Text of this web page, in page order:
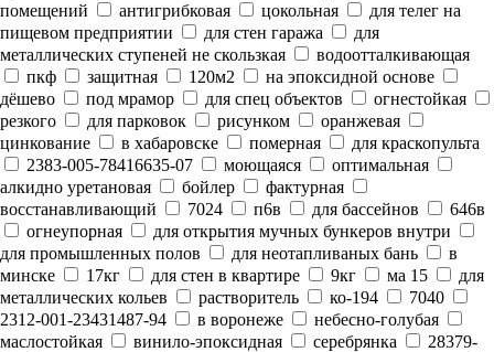
помещений
антигрибковая цокольная
для телег на
пищевом предприятии
для стен гаража
для
металлических ступеней не скользкая
водоотталкивающая
пкф
защитная 120м2
на эпоксидной основе
дёшево
под мрамор для спец объектов
огнестойкая
резкого
для парковок рисунком
оранжевая
цинкование
в хабаровске померная
для краскопульта
2383-005-78416635-07
моющаяся
оптимальная
алкидно уретановая
бойлер
фактурная
восстанавливающий
7024 п6в для бассейнов
646в
огнеупорная
для открытия мучных бункеров внутри
для промышленных полов
для неотапливаных бань
в
минске
17кг для стен в квартире 9кг ма 15
для
металлических кольев
растворитель ко-194
7040
2312-001-23431487-94
в воронеже
небесно-голубая
маслостойкая
винило-эпоксидная серебрянка
28379-